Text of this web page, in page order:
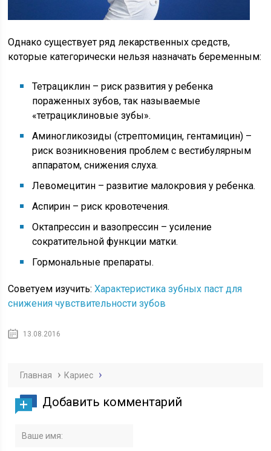
Однако существует ряд лекарственных средств,
которые категорически нельзя назначать беременным:
Тетрациклин – риск развития у ребенка
пораженных зубов, так называемые
«тетрациклиновые зубы».
Аминогликозиды (стрептомицин, гентамицин) –
риск возникновения проблем с вестибулярным
аппаратом, снижения слуха.
Левомецитин – развитие малокровия у ребенка.
Аспирин – риск кровотечения.
Октапрессин и вазопрессин – усиление
сократительной функции матки.
Гормональные препараты.
Советуем изучить:Характеристика зубных паст для
снижения чувствительности зубов
13.08.2016
Главная Кариес
Добавить комментарий